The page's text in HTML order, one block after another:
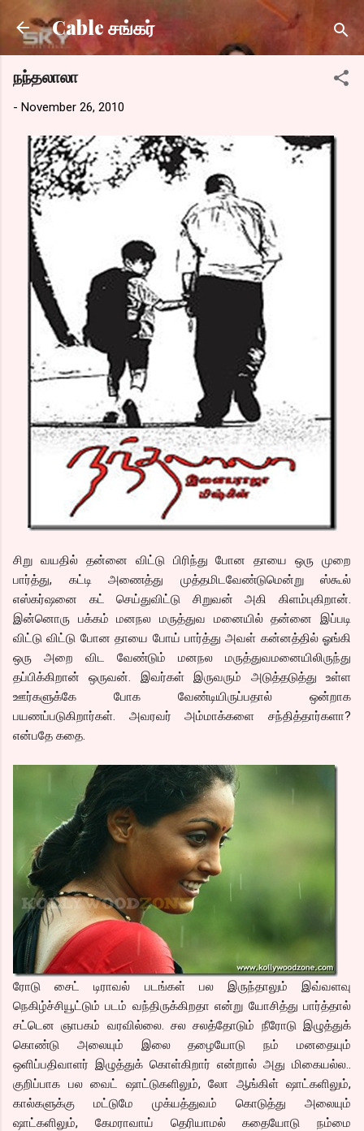
Skip to main content
Cable சங்கர்
நந்தலாலா
- November 26, 2010
சிறு வயதில் தன்னை விட்டு பிரிந்து போன தாயை ஒரு முறை
பார்த்து, கட்டி அணைத்து முத்தமிடவேண்டுமென்று ஸ்கூல்
எஸ்கர்ஷனை கட் செய்துவிட்டு சிறுவன் அகி கிளம்புகிறான்.
இன்னொரு பக்கம் மனநல மருத்துவ மனையில் தன்னை இப்படி
விட்டு விட்டு போன தாயை போய் பார்த்து அவள் கன்னத்தில் ஓங்கி
ஒரு அறை விட வேண்டும் மனநல மருத்துவமனையிலிருந்து
தப்பிக்கிறான் ஒருவன். இவர்கள் இருவரும் அடுத்தடுத்து உள்ள
ஊர்களுக்கே போக வேண்டியிருப்பதால் ஒன்றாக
பயணப்படுகிறார்கள். அவரவர் அம்மாக்களை சந்தித்தார்களா?
என்பதே கதை.
ரோடு சைட் டிராவல் படங்கள் பல இருந்தாலும் இவ்வளவு
நெகிழ்ச்சியூட்டும் படம் வந்திருக்கிறதா என்று யோசித்து பார்த்தால்
சட்டென ஞாபகம் வரவில்லை. சல சலத்தோடும் நீரோடு இழுத்துக்
கொண்டு அலையும் இலை தழையோடு நம் மனதையும்
ஒளிப்பதிவாளர் இழுத்துக் கொள்கிறார் என்றால் அது மிகையல்ல..
குறிப்பாக பல வைட் ஷாட்டுகளிலும், லோ ஆங்கிள் ஷாட்களிலும்,
கால்களுக்கு மட்டுமே முக்யத்துவம் கொடுத்து அலையும்
ஷாட்களிலும், கேமராவாய் தெரியாமல் கதையோடு நம்மை